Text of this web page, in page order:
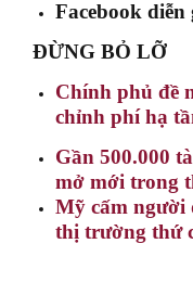
Facebook diễn
ĐỪNG BỎ LỠ
Chính phủ đề
chỉnh phí hạ
Gần 500.000
mở mới trong
Mỹ cấm người
thị trường thứ